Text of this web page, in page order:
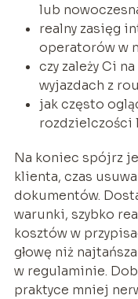
lub
realny zasięg
operatorów w
czy zależy Ci
wyjazdach z
jak często
rozdzielczości
Na koniec spójrz
klienta, czas
dokumentów.
warunki, szybko
kosztów w
głowę niż
w regulaminie.
praktyce mniej